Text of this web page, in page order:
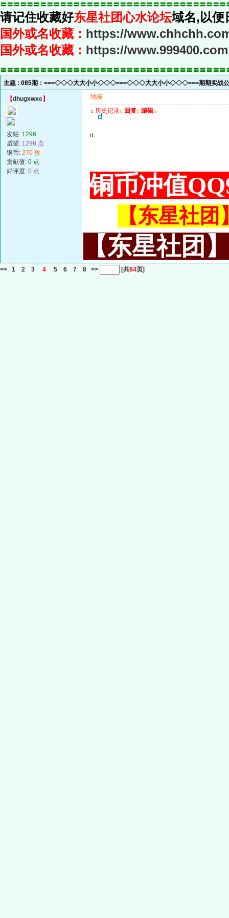
〓〓〓〓〓〓〓〓〓〓〓〓〓〓〓〓〓〓〓〓〓〓〓〓〓〓〓〓〓〓〓〓〓〓
请记住收藏好东星社团心水论坛域名,以便
国外或名收藏： https://
国外或名收藏： https://www.999400.com
〓〓〓〓〓〓〓〓〓〓〓〓〓〓〓〓〓〓〓〓〓〓〓〓〓〓〓〓〓〓〓〓〓〓
主题 : 085期：===◇◇◇大大小小◇◇◇===◇◇◇大大小小◇◇◇===期期实战公开
【dhugxwxe】
发帖: 1296
威望: 1296 点
铜币: 270 枚
贡献值: 0 点
好评度: 0 点
地板
u 历史记录u 回复u 编辑u
d
d
铜币冲值
【东星社
【东星社团
<< 1 2 3 4 5 6 7 8 >> [共84页]